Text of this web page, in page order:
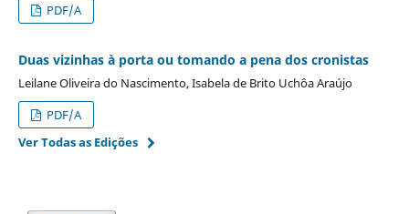
PDF/A
Duas vizinhas à porta ou tomando a pena dos cronistas
Leilane Oliveira do Nascimento, Isabela de Brito Uchôa Araújo
PDF/A
Ver Todas as Edições